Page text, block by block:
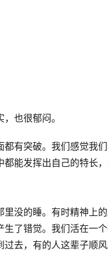
也很郁闷。
有突破。我们感觉我
能发挥出自己的特长
没的睡。有时精神上
了错觉。我们活在一
去，有的人这辈子顺